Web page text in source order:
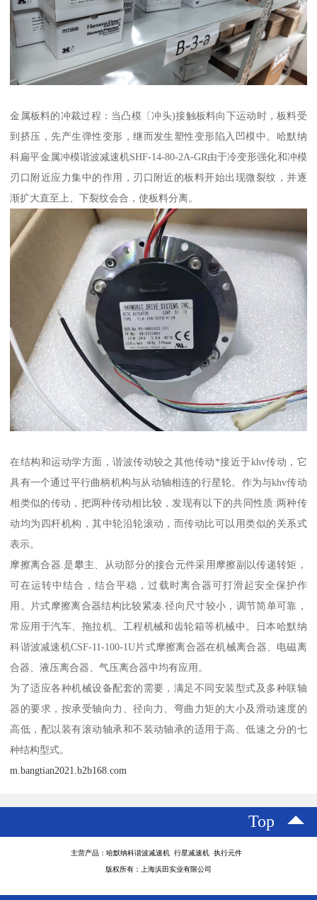
金属板料的冲裁过程：当凸模〔冲头)接触板料向下运动时，板料受
到挤压，先产生弹性变形，继而发生塑性变形陷入凹模中。哈默纳
科扁平金属冲模谐波减速机SHF-14-80-2A-GR由于冷变形强化和冲模
刃口附近应力集中的作用，刃口附近的板料开始出现微裂纹，并逐
渐扩大直至上、下裂纹会合，使板料分离。
在结构和运动学方面，谐波传动较之其他传动*接近于khv传动，它
具有一个通过平行曲柄机构与从动轴相连的行星轮。作为与khv传动
相类似的传动，把两种传动相比较，发现有以下的共同性质:两种传
动均为四杆机构，其中轮沿轮滚动，而传动比可以用类似的关系式
表示。
摩擦离合器.是攀主、从动部分的接合元件采用摩擦副以传递转矩，
可在运转中结合，结合平稳，过载时离合器可打滑起安全保护作
用。片式摩擦离合器结构比较紧凑.径向尺寸较小，调节简单可靠，
常应用于汽车、拖拉机、工程机械和齿轮箱等机械中。日本哈默纳
科谐波减速机CSF-11-100-1U片式摩擦离合器在机械离合器、电磁离
合器、液压离合器、气压离合器中均有应用。
为了适应各种机械设备配套的需要，满足不同安装型式及多种联轴
器的要求，按承受轴向力、径向力、弯曲力矩的大小及滑动速度的
高低，配以装有滚动轴承和不装动轴承的适用于高、低速之分的七
种结构型式。
m.bangtian2021.b2b168.com
Top
主营产品：哈默纳科谐波减速机 行星减速机 执行元件
版权所有：上海浜田实业有限公司